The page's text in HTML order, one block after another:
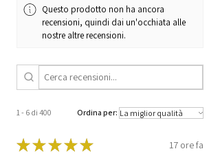
Questo prodotto non ha ancora
recensioni, quindi dai un'occhiata alle
nostre altre recensioni.
1 - 6 di 400 Ordina per:
★★★★★ 17 ore fa